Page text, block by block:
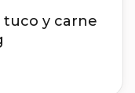
tuco y carne